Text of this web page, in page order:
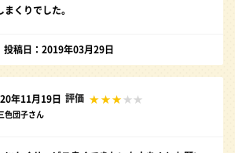
くりでした。
投稿日：2019年03月29日
年11月19日 評価
色団子さん